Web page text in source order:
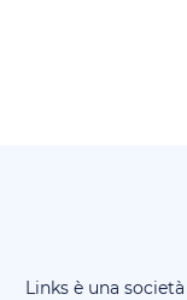
Links è una